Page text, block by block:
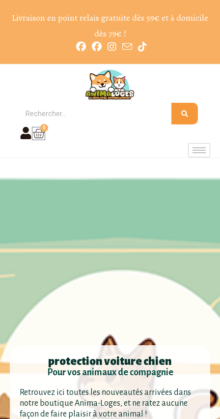
Livraison en point relais gratuite dès 59€ et à domicile
dès 79€ !
0
protection voiture chien
Pour vos animaux de compagnie
Retrouvez ici toutes les nouveautés arrivées dans
notre boutique Anima-Loges, et ne ratez aucune
façon de faire plaisir à votre animal !